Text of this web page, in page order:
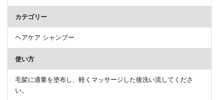
カテゴリー
ヘアケア シャンプー
使い方
毛髪に適量を塗布し、軽くマッサージした後洗い流してくださ
い。